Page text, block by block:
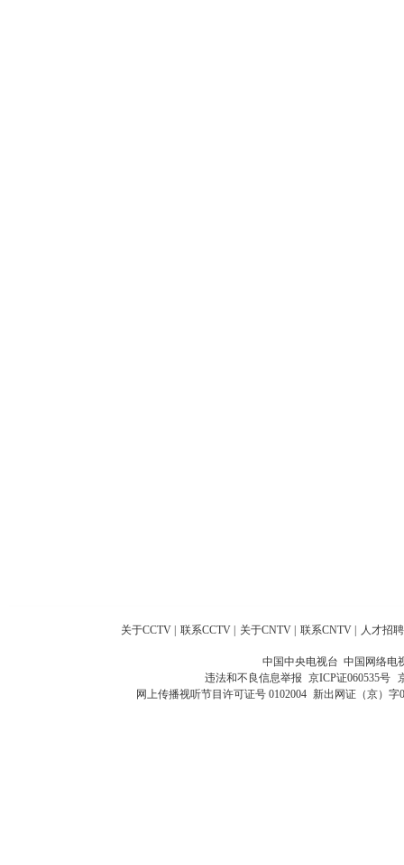
关于CCTV 联系CCTV 关于CNTV 联系CNTV 人才招聘
中国中央电视台 中国网络电
违法和不良信息举报 京ICP证060535号
网上传播视听节目许可证号 0102004 新出网证（京）